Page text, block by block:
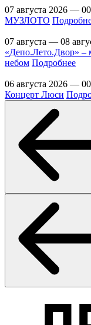
07 августа 2026 —
МУЗЛОТО
07 августа — 08
«Депо.Лето.Двор» –
небом Подробнее
06 августа 2026 —
Концерт Люси